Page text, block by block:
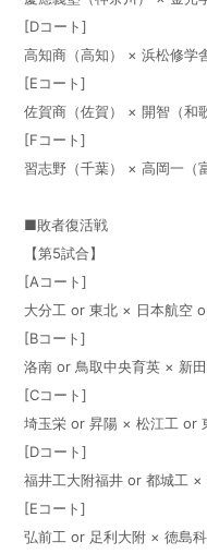
[Dコート]
高知商（高知） × 浜松修学
[Eコート]
佐賀商（佐賀） × 開智（和
[Fコート]
習志野（千葉） × 高岡一（
■敗者復活戦
【第5試合】
[Aコート]
大分工 or 東北 × 日本航空
[Bコート]
洛南 or 鳥取中央育英 × 新
[Cコート]
埼玉栄 or 昇陽 × 松江工 or
[Dコート]
福井工大附福井 or 都城工
[Eコート]
弘前工 or 足利大附 × 徳島